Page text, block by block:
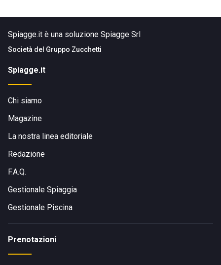
Spiagge.it è una soluzione Spiagge Srl
Società del Gruppo Zucchetti
Spiagge.it
Chi siamo
Magazine
La nostra linea editoriale
Redazione
F.A.Q.
Gestionale Spiaggia
Gestionale Piscina
Prenotazioni